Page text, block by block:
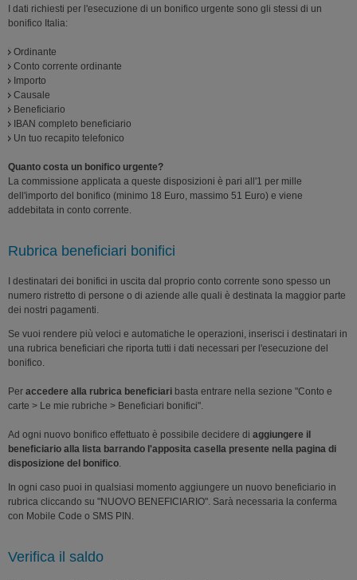
I dati richiesti per l'esecuzione di un bonifico urgente sono gli stessi di un
bonifico Italia:
Ordinante
Conto corrente ordinante
Importo
Causale
Beneficiario
IBAN completo beneficiario
Un tuo recapito telefonico
Quanto costa un bonifico urgente?
La commissione applicata a queste disposizioni è pari all'1 per mille
dell'importo del bonifico (minimo 18 Euro, massimo 51 Euro) e viene
addebitata in conto corrente.
Rubrica beneficiari bonifici
I destinatari dei bonifici in uscita dal proprio conto corrente sono spesso un
numero ristretto di persone o di aziende alle quali è destinata la maggior parte
dei nostri pagamenti.
Se vuoi rendere più veloci e automatiche le operazioni, inserisci i destinatari in
una rubrica beneficiari che riporta tutti i dati necessari per l'esecuzione del
bonifico.
Per accedere alla rubrica beneficiari basta entrare nella sezione "Conto e
carte > Le mie rubriche > Beneficiari bonifici".
Ad ogni nuovo bonifico effettuato è possibile decidere di aggiungere il
beneficiario alla lista barrando l'apposita casella presente nella pagina di
disposizione del bonifico.
In ogni caso puoi in qualsiasi momento aggiungere un nuovo beneficiario in
rubrica cliccando su "NUOVO BENEFICIARIO". Sarà necessaria la conferma
con Mobile Code o SMS PIN.
Verifica il saldo